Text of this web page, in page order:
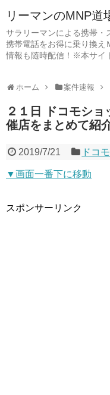
リーマンのMNP道
サラリーマンによる携帯・
携帯電話をお得に乗り換え
情報も随時配信！※本サイ
ホーム 案件速報
２１日 ドコモシ
催店をまとめて紹
2019/7/21 ドコ
▼画面一番下に移動
スポンサーリンク